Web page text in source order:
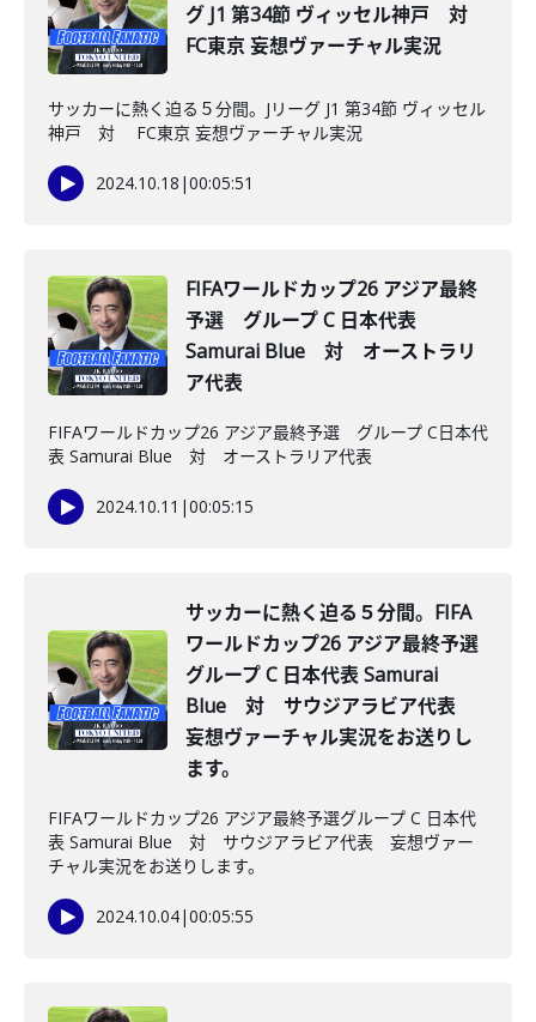
グ J1 第34節 ヴィッセル神戸 対
FC東京 妄想ヴァーチャル実況
サッカーに熱く迫る５分間。Jリーグ J1 第34節 ヴィッセル
神戸 対 FC東京 妄想ヴァーチャル実況
2024.10.18 |00:05:51
FIFAワールドカップ26 アジア最終
予選 グループ C 日本代表
Samurai Blue 対 オーストラリ
ア代表
FIFAワールドカップ26 アジア最終予選 グループ C日本代
表 Samurai Blue 対 オーストラリア代表
2024.10.11 |00:05:15
サッカーに熱く迫る５分間。FIFA
ワールドカップ26 アジア最終予選
グループ C 日本代表 Samurai
Blue 対 サウジアラビア代表
妄想ヴァーチャル実況をお送りし
ます。
FIFAワールドカップ26 アジア最終予選グループ C 日本代
表 Samurai Blue 対 サウジアラビア代表 妄想ヴァー
チャル実況をお送りします。
2024.10.04|00:05:55